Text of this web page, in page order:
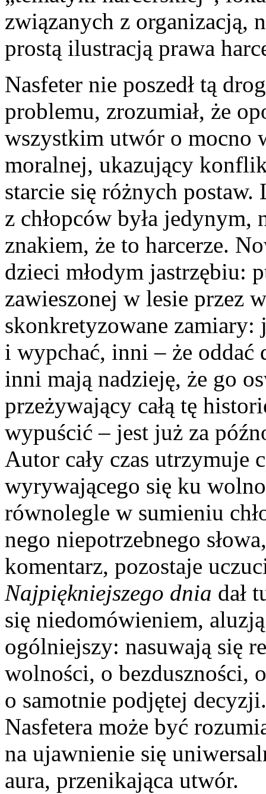
związanych z orga­nizacją,
prostą ilu­stracją prawa
Nasfeter nie poszedł tą
problemu, zrozumiał, że
wszystkim utwór o mocno
moralnej, ukazujący
starcie się różnych
z chłopców była
znakiem, że to harcerze.
dzieci młodym jastrzębiu:
zawieszonej w lesie przez
skonkretyzowane zamiary:
i wypchać, inni – że oddać
inni mają nadzieję, że go
przeżywający całą tę
wypuścić – jest już za
Autor cały czas utrzymuje
wyrywa­jącego się ku
równo­legle w sumieniu
nego niepotrzebnego
komentarz, pozostaje
Najpiękniejszego dnia dał
się niedomówieniem,
ogólniejszy: nasuwają się
wolności, o bezduszności,
o samotnie podjętej
Nasfetera może być
na ujawnienie się
aura, przenikająca utwór.